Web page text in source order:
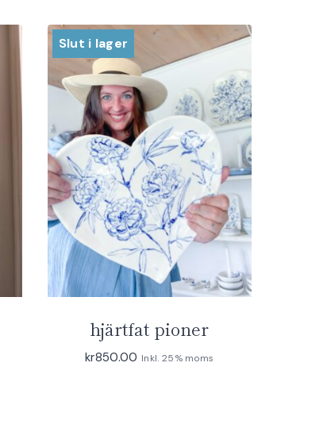
Slut i lager
hjärtfat pioner
kr850.00 Inkl. 25% moms